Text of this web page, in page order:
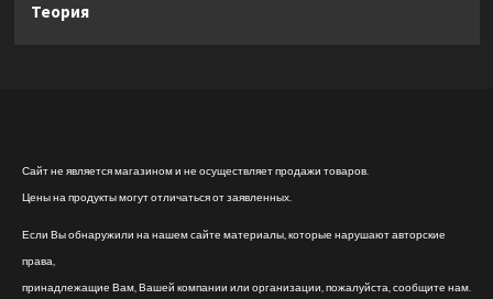
Теория
Сайт не является магазином и не осуществляет продажи товаров.
Цены на продукты могут отличаться от заявленных.
Если Вы обнаружили на нашем сайте материалы, которые нарушают авторские
права,
принадлежащие Вам, Вашей компании или организации, пожалуйста, сообщите нам.